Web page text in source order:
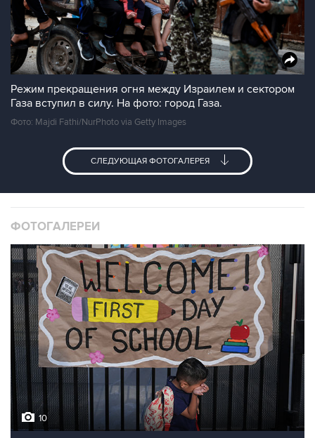
Режим прекращения огня между Израилем и сектором
Газа вступил в силу. На фото: город Газа.
Фото: Majdi Fathi/NurPhoto via Getty Images
СЛЕДУЮЩАЯ ФОТОГАЛЕРЕЯ
ФОТОГАЛЕРЕИ
10